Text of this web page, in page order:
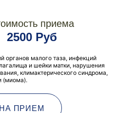
приема
2500 Руб
органов малого таза, инфекций
и шейки матки, нарушения
климактерического синдрома,
(миома).
ПРИЕМ